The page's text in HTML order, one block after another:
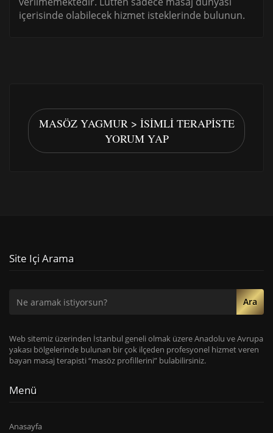
içerisinde olabilecek hizmet isteklerinde bulunun.
MASÖZ YAGMUR > İSIMLI TERAPISTE
YORUM YAP
Site Içi Arama
Ara
Web sitemiz üzerinden İstanbul geneli olmak üzere Anadolu ve Avrupa
yakası bölgelerinde bulunan bir çok ilçeden profesyonel hizmet veren
bayan masaj terapisti “masöz profillerini” bulabilirsiniz.
Menü
Anasayfa